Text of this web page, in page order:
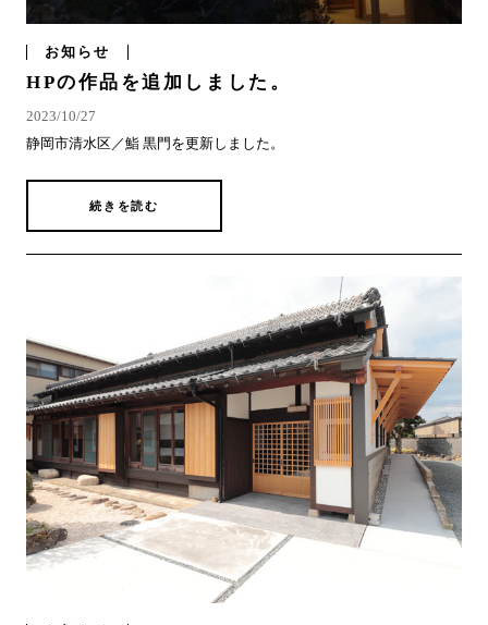
お知らせ
HPの作品を追加しました。
2023/10/27
静岡市清水区／鮨 黒門を更新しました。
続きを読む